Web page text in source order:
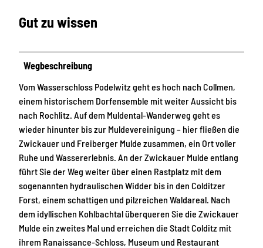
Gut zu wissen
Wegbeschreibung
Vom Wasserschloss Podelwitz geht es hoch nach Collmen,
einem historischem Dorfensemble mit weiter Aussicht bis
nach Rochlitz. Auf dem Muldental-Wanderweg geht es
wieder hinunter bis zur Muldevereinigung – hier fließen die
Zwickauer und Freiberger Mulde zusammen, ein Ort voller
Ruhe und Wassererlebnis. An der Zwickauer Mulde entlang
führt Sie der Weg weiter über einen Rastplatz mit dem
sogenannten hydraulischen Widder bis in den Colditzer
Forst, einem schattigen und pilzreichen Waldareal. Nach
dem idyllischen Kohlbachtal überqueren Sie die Zwickauer
Mulde ein zweites Mal und erreichen die Stadt Colditz mit
ihrem Ranaissance-Schloss, Museum und Restaurant